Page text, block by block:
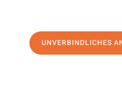
UNVERBINDLICHES